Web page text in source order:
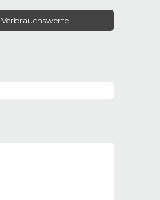
Verbrauchswerte